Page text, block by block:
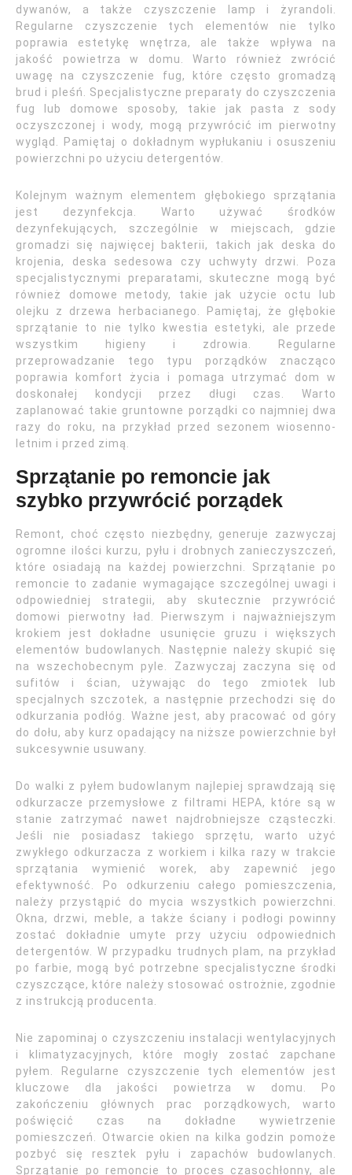
dywanów, a także czyszczenie lamp i żyrandoli.
Regularne czyszczenie tych elementów nie tylko
poprawia estetykę wnętrza, ale także wpływa na
jakość powietrza w domu. Warto również zwrócić
uwagę na czyszczenie fug, które często gromadzą
brud i pleśń. Specjalistyczne preparaty do czyszczenia
fug lub domowe sposoby, takie jak pasta z sody
oczyszczonej i wody, mogą przywrócić im pierwotny
wygląd. Pamiętaj o dokładnym wypłukaniu i osuszeniu
powierzchni po użyciu detergentów.
Kolejnym ważnym elementem głębokiego sprzątania
jest dezynfekcja. Warto używać środków
dezynfekujących, szczególnie w miejscach, gdzie
gromadzi się najwięcej bakterii, takich jak deska do
krojenia, deska sedesowa czy uchwyty drzwi. Poza
specjalistycznymi preparatami, skuteczne mogą być
również domowe metody, takie jak użycie octu lub
olejku z drzewa herbacianego. Pamiętaj, że głębokie
sprzątanie to nie tylko kwestia estetyki, ale przede
wszystkim higieny i zdrowia. Regularne
przeprowadzanie tego typu porządków znacząco
poprawia komfort życia i pomaga utrzymać dom w
doskonałej kondycji przez długi czas. Warto
zaplanować takie gruntowne porządki co najmniej dwa
razy do roku, na przykład przed sezonem wiosenno-
letnim i przed zimą.
Sprzątanie po remoncie jak
szybko przywrócić porządek
Remont, choć często niezbędny, generuje zazwyczaj
ogromne ilości kurzu, pyłu i drobnych zanieczyszczeń,
które osiadają na każdej powierzchni. Sprzątanie po
remoncie to zadanie wymagające szczególnej uwagi i
odpowiedniej strategii, aby skutecznie przywrócić
domowi pierwotny ład. Pierwszym i najważniejszym
krokiem jest dokładne usunięcie gruzu i większych
elementów budowlanych. Następnie należy skupić się
na wszechobecnym pyle. Zazwyczaj zaczyna się od
sufitów i ścian, używając do tego zmiotek lub
specjalnych szczotek, a następnie przechodzi się do
odkurzania podłóg. Ważne jest, aby pracować od góry
do dołu, aby kurz opadający na niższe powierzchnie był
sukcesywnie usuwany.
Do walki z pyłem budowlanym najlepiej sprawdzają się
odkurzacze przemysłowe z filtrami HEPA, które są w
stanie zatrzymać nawet najdrobniejsze cząsteczki.
Jeśli nie posiadasz takiego sprzętu, warto użyć
zwykłego odkurzacza z workiem i kilka razy w trakcie
sprzątania wymienić worek, aby zapewnić jego
efektywność. Po odkurzeniu całego pomieszczenia,
należy przystąpić do mycia wszystkich powierzchni.
Okna, drzwi, meble, a także ściany i podłogi powinny
zostać dokładnie umyte przy użyciu odpowiednich
detergentów. W przypadku trudnych plam, na przykład
po farbie, mogą być potrzebne specjalistyczne środki
czyszczące, które należy stosować ostrożnie, zgodnie
z instrukcją producenta.
Nie zapominaj o czyszczeniu instalacji wentylacyjnych
i klimatyzacyjnych, które mogły zostać zapchane
pyłem. Regularne czyszczenie tych elementów jest
kluczowe dla jakości powietrza w domu. Po
zakończeniu głównych prac porządkowych, warto
poświęcić czas na dokładne wywietrzenie
pomieszczeń. Otwarcie okien na kilka godzin pomoże
pozbyć się resztek pyłu i zapachów budowlanych.
Sprzątanie po remoncie to proces czasochłonny, ale